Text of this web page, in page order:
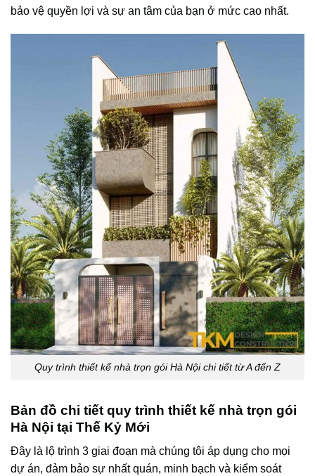
bảo vệ quyền lợi và sự an tâm của bạn ở mức cao nhất.
Quy trình thiết kế nhà trọn gói Hà Nội chi tiết từ A đến Z
Bản đồ chi tiết quy trình thiết kế nhà trọn gói
Hà Nội tại Thế Kỷ Mới
Đây là lộ trình 3 giai đoạn mà chúng tôi áp dụng cho mọi
dự án, đảm bảo sự nhất quán, minh bạch và kiểm soát